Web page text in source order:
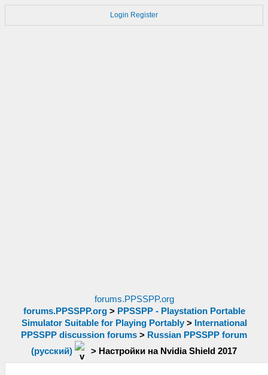
Login Register
forums.PPSSPP.org
forums.PPSSPP.org> PPSSPP - Playstation Portable
Simulator Suitable for Playing Portably> International
PPSSPP discussion forums > Russian PPSSPP forum
(русский)
> Настройки на Nvidia Shield 2017